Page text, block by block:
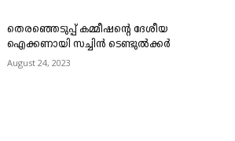
തെരഞ്ഞെടുപ്പ് കമ്മീഷന്റെ ദേശീയ
ഐക്കണായി സച്ചിൻ ടെ​ണ്ടു​ൽ​ക്കർ
August 24, 2023